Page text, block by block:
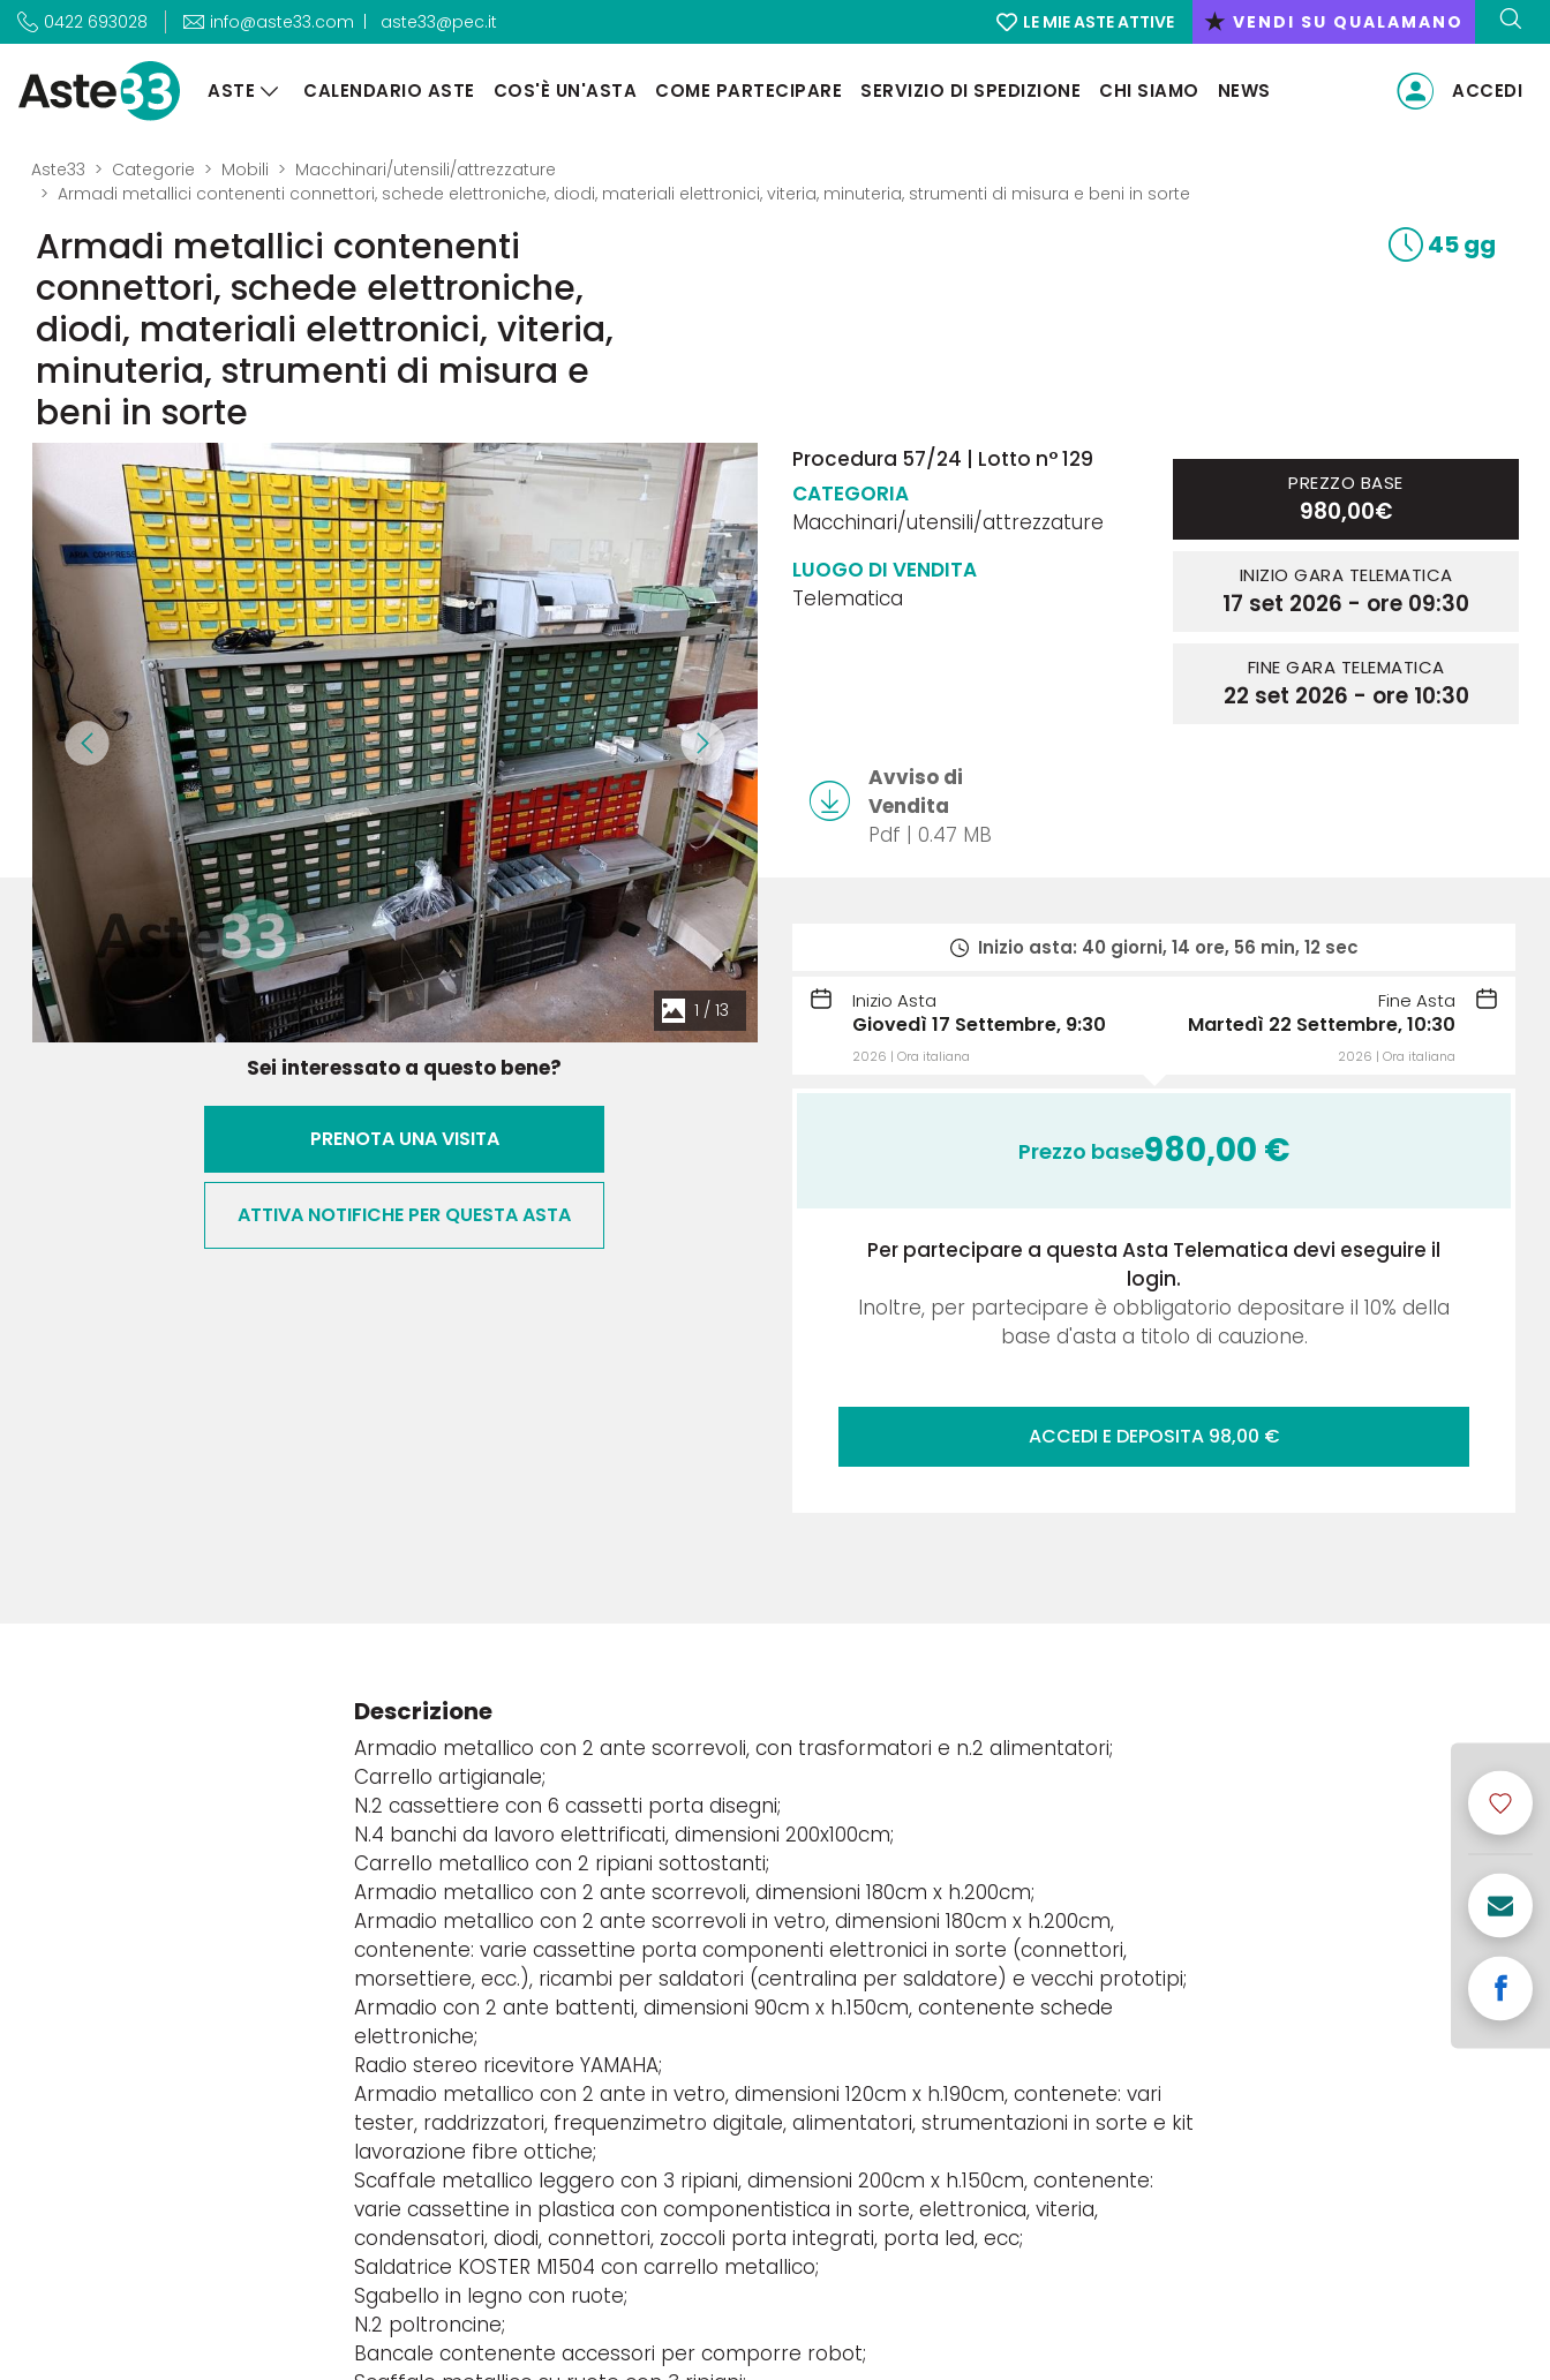
0422 693028 info@aste33.com | aste33@pec.it LE MIE ASTE ATTIVE ★ VENDI SU QUALAMANO
ASTE CALENDARIO ASTE COS'È UN'ASTA COME PARTECIPARE SERVIZIO DI SPEDIZIONE CHI SIAMO NEWS ACCEDI
Aste33 Categorie Mobili
Macchinari/utensili/attrezzature
Armadi metallici contenenti connettori, schede elettroniche, diodi, materiali elettronici, viteria, minuteria, strumenti di misura e beni in sorte
Armadi metallici contenenti
connettori, schede elettroniche,
diodi, materiali elettronici, viteria,
minuteria, strumenti di misura e
beni in sorte
45 gg
1 / 13
Sei interessato a questo bene?
PRENOTA UNA VISITA
ATTIVA NOTIFICHE PER QUESTA ASTA
Procedura 57/24 | Lotto n° 129
CATEGORIA
Macchinari/utensili/attrezzature
LUOGO DI VENDITA
Telematica
PREZZO BASE
980,00€
INIZIO GARA TELEMATICA
17 set 2026 - ore 09:30
FINE GARA TELEMATICA
22 set 2026 - ore 10:30
Avviso di
Vendita
Pdf | 0.47 MB
Inizio asta:40 giorni, 14 ore, 56 min, 11 sec
Inizio Asta
Giovedì 17 Settembre, 9:30
2026 | Ora italiana
Fine Asta
Martedì 22 Settembre, 10:30
2026 | Ora italiana
Prezzo base980,00 €
Per partecipare a questa Asta Telematica devi eseguire il
login.
Inoltre, per partecipare è obbligatorio depositare il 10% della
base d'asta a titolo di cauzione.
ACCEDI E DEPOSITA 98,00 €
Descrizione
Armadio metallico con 2 ante scorrevoli, con trasformatori e n.2 alimentatori;
Carrello artigianale;
N.2 cassettiere con 6 cassetti porta disegni;
N.4 banchi da lavoro elettrificati, dimensioni 200x100cm;
Carrello metallico con 2 ripiani sottostanti;
Armadio metallico con 2 ante scorrevoli, dimensioni 180cm x h.200cm;
Armadio metallico con 2 ante scorrevoli in vetro, dimensioni 180cm x h.200cm,
contenente: varie cassettine porta componenti elettronici in sorte (connettori,
morsettiere, ecc.), ricambi per saldatori (centralina per saldatore) e vecchi prototipi;
Armadio con 2 ante battenti, dimensioni 90cm x h.150cm, contenente schede
elettroniche;
Radio stereo ricevitore YAMAHA;
Armadio metallico con 2 ante in vetro, dimensioni 120cm x h.190cm, contenete: vari
tester, raddrizzatori, frequenzimetro digitale, alimentatori, strumentazioni in sorte e kit
lavorazione fibre ottiche;
Scaffale metallico leggero con 3 ripiani, dimensioni 200cm x h.150cm, contenente:
varie cassettine in plastica con componentistica in sorte, elettronica, viteria,
condensatori, diodi, connettori, zoccoli porta integrati, porta led, ecc;
Saldatrice KOSTER M1504 con carrello metallico;
Sgabello in legno con ruote;
N.2 poltroncine;
Bancale contenente accessori per comporre robot;